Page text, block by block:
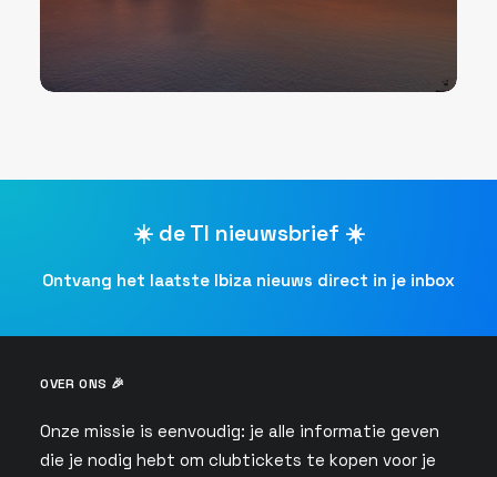
☀️ de TI nieuwsbrief ☀️
Ontvang het laatste Ibiza nieuws direct in je inbox
OVER ONS 🎉
Onze missie is eenvoudig: je alle informatie geven
die je nodig hebt om clubtickets te kopen voor je